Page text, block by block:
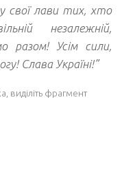
свої лави тих, хто
незалежній,
разом! Усім сили,
Слава Україні!”
виділіть фрагмент